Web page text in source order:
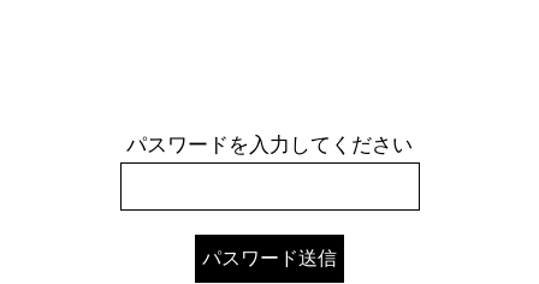
パスワードを入力してください